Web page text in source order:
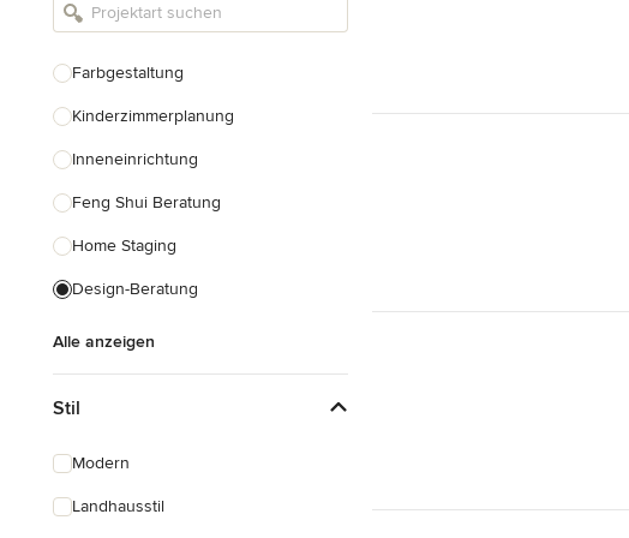
Einbauschränke
Farbgestaltung
Kinderzimmerplanung
Inneneinrichtung
Feng Shui Beratung
Home Staging
Design-Beratung
Alle anzeigen
Stil
Modern
Landhausstil